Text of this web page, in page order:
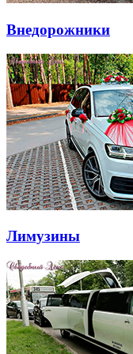
Внедорожники
Лимузины